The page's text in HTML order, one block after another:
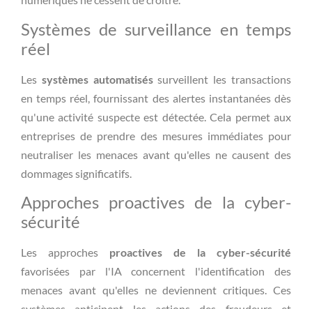
Systèmes de surveillance en temps
réel
Les systèmes automatiséssurveillent les transactions
en temps réel, fournissant des alertes instantanées dès
qu'une activité suspecte est détectée. Cela permet aux
entreprises de prendre des mesures immédiates pour
neutraliser les menaces avant qu'elles ne causent des
dommages significatifs.
Approches proactives de la cyber-
sécurité
Les approches proactives de la cyber-sécurité
favorisées par l'IA concernent l'identification des
menaces avant qu'elles ne deviennent critiques. Ces